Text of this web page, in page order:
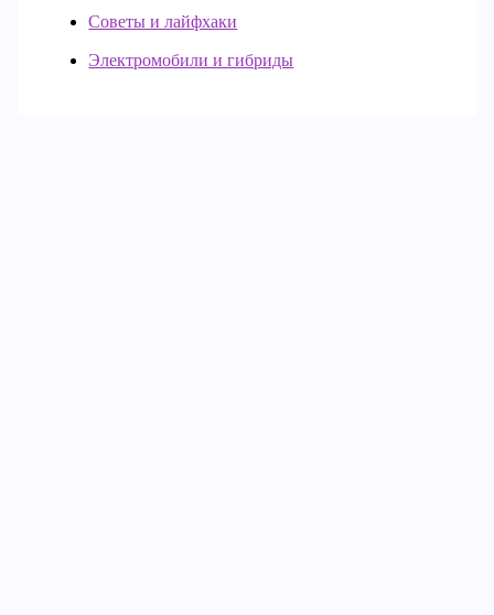
Советы и лайфхаки
Электромобили и гибриды